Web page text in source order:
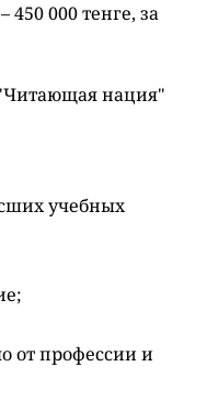
450 000 тенге, за
нация"
учебных
от профессии и